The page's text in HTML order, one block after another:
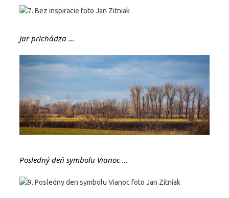
Jar prichádza …
Posledný deň symbolu Vianoc …